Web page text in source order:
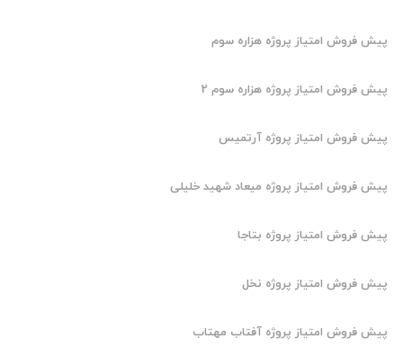
پیش فروش امتیاز پروژه هزاره سوم
پیش فروش امتیاز پروژه هزاره سوم 2
پیش فروش امتیاز پروژه آرتمیس
پیش فروش امتیاز پروژه میعاد شهید خلیلی
پیش فروش امتیاز پروژه بتاجا
پیش فروش امتیاز پروژه نخل
پیش فروش امتیاز پروژه آفتاب مهتاب